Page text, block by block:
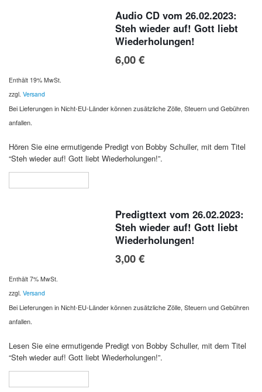
Audio CD vom 26.02.2023:
Steh wieder auf! Gott liebt
Wiederholungen!
6,00€
Enthält 19% MwSt.
zzgl. Versand
Bei Lieferungen in Nicht-EU-Länder können zusätzliche Zölle, Steuern und Gebühren
anfallen.
Hören Sie eine ermutigende Predigt von Bobby Schuller, mit dem Titel
“Steh wieder auf! Gott liebt Wiederholungen!”.
Predigttext vom 26.02.2023:
Steh wieder auf! Gott liebt
Wiederholungen!
3,00€
Enthält 7% MwSt.
zzgl. Versand
Bei Lieferungen in Nicht-EU-Länder können zusätzliche Zölle, Steuern und Gebühren
anfallen.
Lesen Sie eine ermutigende Predigt von Bobby Schuller, mit dem Titel
“Steh wieder auf! Gott liebt Wiederholungen!”.